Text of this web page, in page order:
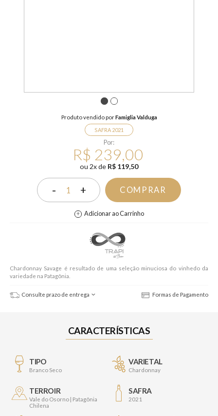
1 2
Produto vendido porFamiglia Valduga
SAFRA 2021
Por:
R$ 239,00
ou 2xde R$ 119,50
- 1 + COMPRAR
Adicionar ao Carrinho
Chardonnay Savage é resultado de uma seleção minuciosa do vinhedo da
variedade na Patagônia.
Consulte prazo de entrega Formas de Pagamento
CARACTERÍSTICAS
TIPO
Branco Seco
VARIETAL
Chardonnay
TERROIR
Vale do Osorno | Patagônia
Chilena
SAFRA
2021